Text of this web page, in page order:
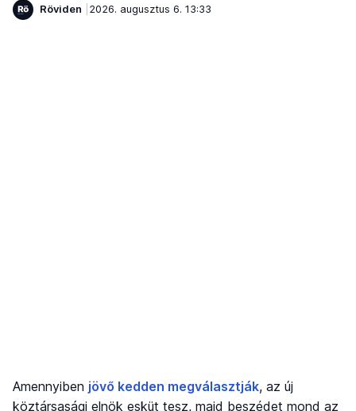
Röviden
2026. augusztus 6. 13:33
Amennyiben jövő kedden megválasztják, az új
köztársasági elnök esküt tesz, majd beszédet mond az